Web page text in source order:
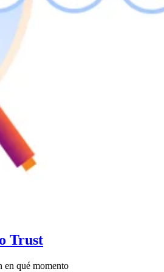
Trust
en qué momento